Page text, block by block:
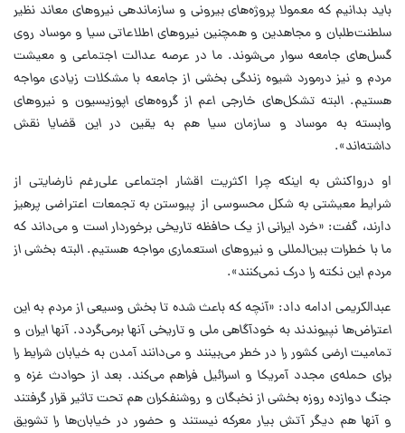
باید بدانیم که معمولا پروژه‌های بیرونی و سازماندهی نیروهای معاند نظیر
سلطنت‌طلبان و مجاهدین و همچنین نیروهای اطلاعاتی سیا و موساد روی
گسل‌های جامعه سوار می‌شوند. ما در عرصه عدالت اجتماعی و معیشت
مردم و نیز درمورد شیوه زندگی بخشی از جامعه با مشکلات زیادی مواجه
هستیم. البته تشکل‌های خارجی اعم از گروه‌های اپوزیسیون و نیروهای
وابسته به موساد و سازمان سیا هم به یقین در این قضایا نقش
داشته‌اند».
او درواکنش به اینکه چرا اکثریت اقشار اجتماعی علی‌رغم نارضایتی از
شرایط معیشتی به شکل محسوسی از پیوستن به تجمعات اعتراضی پرهیز
دارند، گفت: «خرد ایرانی از یک حافظه تاریخی برخوردار است و می‌داند که
ما با خطرات بین‌المللی و نیروهای استعماری مواجه هستیم. البته بخشی از
مردم این نکته را درک نمی‌کنند».
عبدالکریمی ادامه داد: «آنچه که باعث شده تا بخش وسیعی از مردم به این
اعتراض‌ها نپیوندند به خودآگاهی ملی و تاریخی آنها برمی‌گردد. آنها ایران و
تمامیت ارضی کشور را در خطر می‌بینند و می‌دانند آمدن به خیابان شرایط را
برای حمله‌ی مجدد آمریکا و اسرائیل فراهم می‌کند. بعد از حوادث غزه و
جنگ دوازده روزه بخشی از نخبگان و روشنفکران هم تحت تاثیر قرار گرفتند
و آنها هم دیگر آتش بیار معرکه نیستند و حضور در خیابان‌ها را تشویق